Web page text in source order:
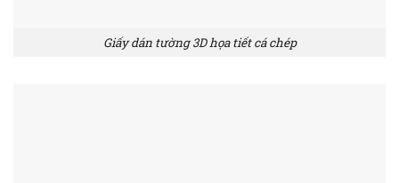
Giấy dán tường 3D họa tiết cá chép